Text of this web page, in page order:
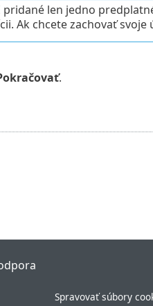
pridané len jedno
Ak chcete zachovať svoje
.
Spravovať súbory